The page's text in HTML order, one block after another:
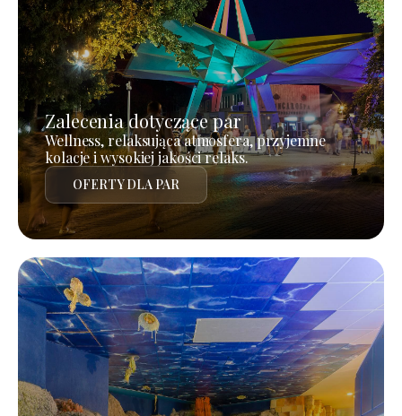
Zalecenia dotyczące par
Wellness, relaksująca atmosfera, przyjemne
kolacje i wysokiej jakości relaks.
OFERTY DLA PAR